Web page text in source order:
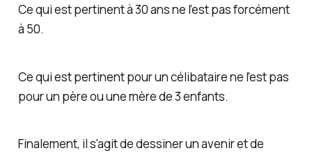
Ce qui est pertinent à 30 ans ne l’est pas forcément
à 50.
Ce qui est pertinent pour un célibataire ne l'est pas
pour un père ou une mère de 3 enfants.
Finalement, il s'agit de dessiner un avenir et de